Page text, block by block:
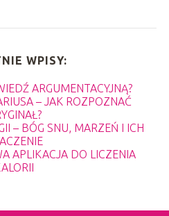
WPISY:
ARGUMENTACYJNĄ?
– JAK ROZPOZNAĆ
– BÓG SNU, MARZEŃ I ICH
APLIKACJA DO LICZENIA